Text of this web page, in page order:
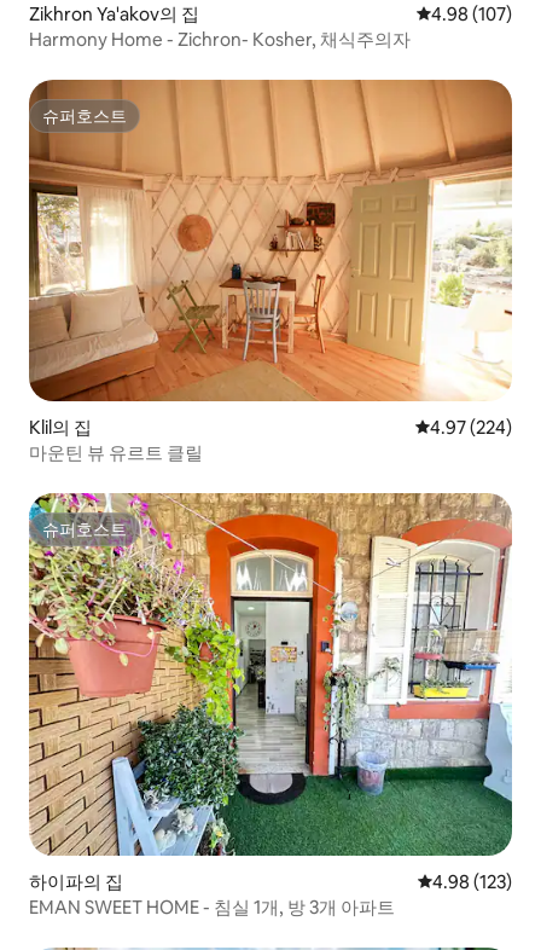
Zikhron Ya'akov의 집 평점 4.98점(5
4.98 (107)
Harmony Home - Zichron- Kosher, 채식주의자
슈퍼호스트
슈퍼호스트
Klil의 집 평점 4.97점(5
4.97 (224)
마운틴 뷰 유르트 클릴
슈퍼호스트
슈퍼호스트
하이파의 집 평점 4.98점(5
4.98 (123)
EMAN SWEET HOME - 침실 1개, 방 3개 아파트